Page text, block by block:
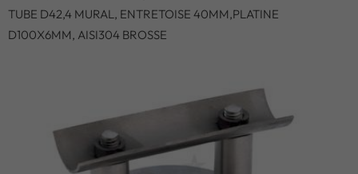
TUBE D42,4 MURAL, ENTRETOISE 40MM,PLATINE
D100X6MM, AISI304 BROSSE